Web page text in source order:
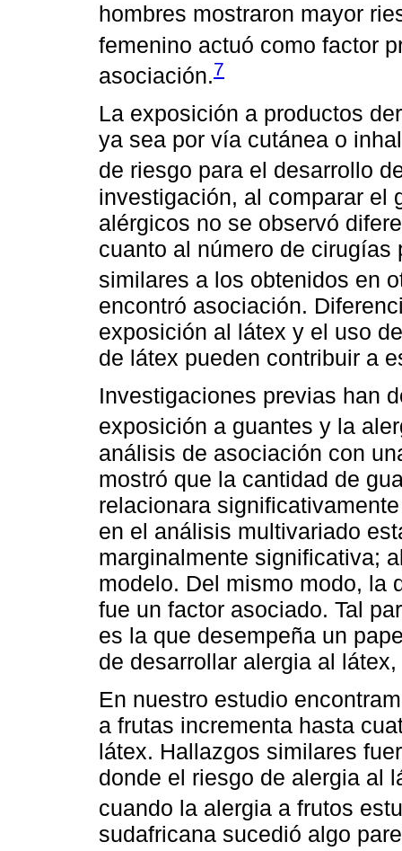
hombres mostraron mayor
femenino actuó como factor
asociación.7
La exposición a productos
ya sea por vía cutánea o
de riesgo para el desarrollo
investigación, al comparar el
alérgicos no se observó
cuanto al número de
similares a los obtenidos en
encontró asociación.
exposición al látex y el uso
de látex pueden contribuir a
Investigaciones previas han
exposición a guantes y la
análisis de asociación con
mostró que la cantidad de
relacionara
en el análisis multivariado
marginalmente significativa;
modelo. Del mismo modo, la
fue un factor asociado. Tal
es la que desempeña un
de desarrollar alergia al
En nuestro estudio
a frutas incrementa hasta
látex. Hallazgos similares
donde el riesgo de alergia al
cuando la alergia a frutos
sudafricana sucedió algo